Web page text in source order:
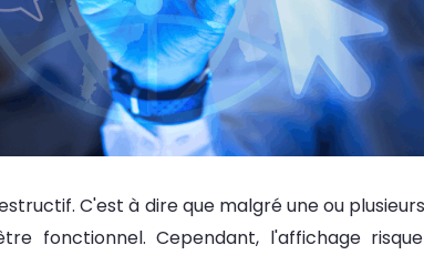
C'est à dire que malgré une ou
fonctionnel. Cependant, l'affichage